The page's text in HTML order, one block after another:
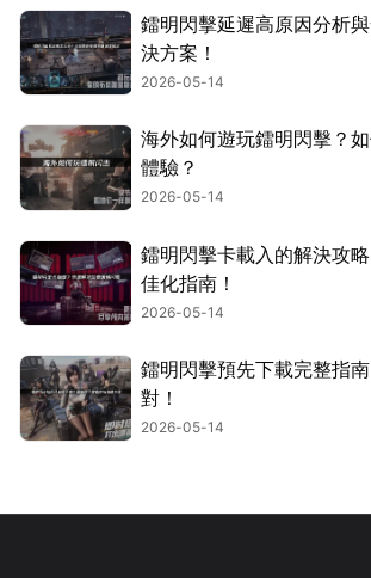
鐳明閃擊延遲高原因分析
決方案！
2026-05-14
海外如何遊玩鐳明閃擊？
體驗？
2026-05-14
鐳明閃擊卡載入的解決攻
佳化指南！
2026-05-14
鐳明閃擊預先下載完整指
對！
2026-05-14